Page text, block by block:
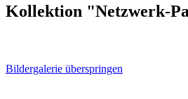
Kollektion "Netzwerk-
Bildergalerie überspringen